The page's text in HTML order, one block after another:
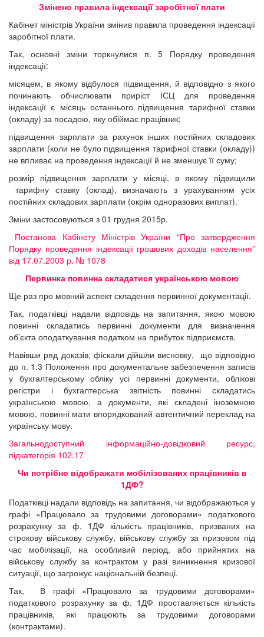
Змінено правила індексації заробітної плати
Кабінет міністрів України змінив правила проведення індексації
заробітної плати.
Так, основні зміни торкнулися п. 5 Порядку проведення
індексації:
місяцем, в якому відбулося підвищення, й відповідно з якого
починають обчислювати приріст ІСЦ для проведення
індексації є місяць останнього підвищення тарифної ставки
(окладу) за посадою, яку обіймає працівник;
підвищення зарплати за рахунок інших постійних складових
зарплати (коли не було підвищення тарифної ставки (окладу))
не впливає на проведення індексації й не зменшує її суму;
розмір підвищення зарплати у місяці, в якому підвищили
тарифну ставку (оклад), визначають з урахуванням усіх
постійних складових зарплати (окрім одноразових виплат).
Зміни застосовуються з 01 грудня 2015р.
Постанова Кабінету Міністрів України “Про затвердження
Порядку проведення індексації грошових доходів населення”
від 17.07.2003 р. № 1078
Первинка повинна складатися українською мовою
Ще раз про мовний аспект складення первинної документації.
Так, податківці надали відповідь на запитання, якою мовою
повинні складатись первинні документи для визначення
об’єкта оподаткування податком на прибуток підприємств.
Навівши ряд доказів, фіскали дійшли висновку, що відповідно
до п. 1.3 Положення про документальне забезпечення записів
у бухгалтерському обліку усі первинні документи, облікові
регістри і бухгалтерська звітність повинні складатись
українською мовою, а документи, які складені іноземною
мовою, повинні мати впорядкований автентичний переклад на
українську мову.
Загальнодоступний інформаційно-довідковий ресурс,
підкатегорія 102.17
Чи потрібно відображати мобілізованих працівників в
1ДФ?
Податківці надали відповідь на запитання, чи відображаються у
графі «Працювало за трудовими договорами» податкового
розрахунку за ф. 1ДФ кількість працівників, призваних на
строкову військову службу, військову службу за призовом під
час мобілізації, на особливий період, або прийнятих на
військову службу за контрактом у разі виникнення кризової
ситуації, що загрожує національній безпеці.
Так, В графі «Працювало за трудовими договорами»
податкового розрахунку за ф. 1ДФ проставляється кількість
працівників, які працюють за трудовими договорами
(контрактами).